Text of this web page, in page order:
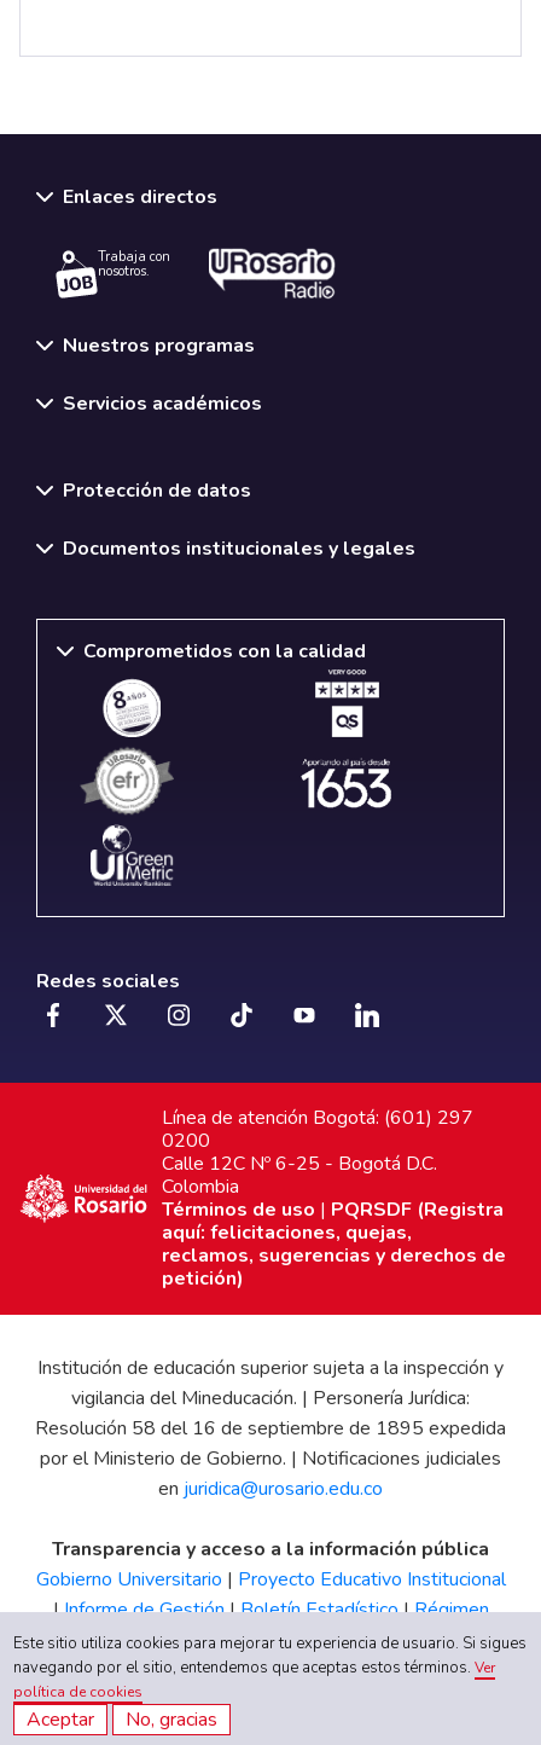
Enlaces directos
Trabaja con
nosotros.
Nuestros programas
Servicios académicos
Protección de datos
Documentos institucionales y legales
Comprometidos con la calidad
Redes sociales
Línea de atención Bogotá: (601) 297
0200
Calle 12C Nº 6-25 - Bogotá D.C.
Colombia
Términos de uso | PQRSDF (Registra
aquí: felicitaciones, quejas,
reclamos, sugerencias y derechos de
petición)
Institución de educación superior sujeta a la inspección y
vigilancia del Mineducación. | Personería Jurídica:
Resolución 58 del 16 de septiembre de 1895 expedida
por el Ministerio de Gobierno. | Notificaciones judiciales
en juridica@urosario.edu.co
Transparencia y acceso a la información pública
Gobierno Universitario | Proyecto Educativo Institucional
|Informe de Gestión|Boletín Estadístico|Régimen
Tributario|Estados Financieros |Código de Ética| Canal
de Integridad UR
Este sitio utiliza cookies para mejorar tu experiencia de usuario. Si sigues
navegando por el sitio, entendemos que aceptas estos términos.Ver
política de cookies
Aceptar No, gracias